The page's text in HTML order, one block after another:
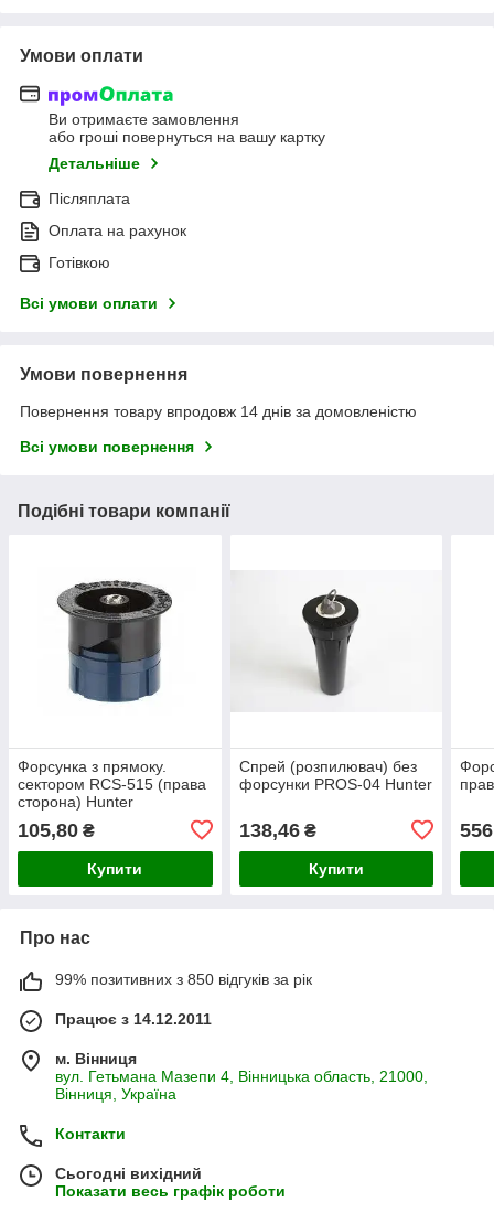
Умови оплати
Ви отримаєте замовлення
або гроші повернуться на вашу картку
Детальніше
Післяплата
Оплата на рахунок
Готівкою
Всі умови оплати
Умови повернення
Повернення товару впродовж 14 днів за домовленістю
Всі умови повернення
Подібні товари компанії
Форсунка з прямоку.
сектором RCS-515 (права
сторона) Hunter
105,80 ₴
Купити
Спрей (розпилювач) без
форсунки PROS-04 Hunter
138,46₴
Купити
Про нас
99% позитивних з 850 відгуків за рік
Працює з 14.12.2011
м. Вінниця
вул. Гетьмана Мазепи 4, Вінницька область, 21000,
Вінниця, Україна
Контакти
Сьогодні вихідний
Показати весь графік роботи